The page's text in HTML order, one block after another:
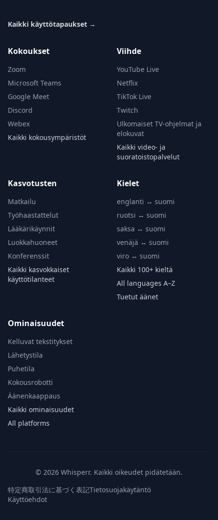
Kaikki käyttötapaukset →
Kokoukset
Zoom
Microsoft Teams
Google Meet
Discord
Webex
Kaikki kokousympäristöt
Viihde
YouTube Live
Netflix
TikTok Live
Twitch
Ulkomaiset TV-ohjelmat ja
elokuvat
Kaikki video- ja
suoratoistopalvelut
Kasvotusten
Matkailu
Työhaastattelut
Lääkärikäynnit
Luokkahuoneet
Konferenssit
Kaikki kasvokkaiset
käyttötilanteet
Kielet
englanti ↔ suomi
ruotsi ↔ suomi
saksa ↔ suomi
venäjä ↔ suomi
viro ↔ suomi
Kaikki 100+ kieltä
All languages A–Z
Tuetut äänet
Ominaisuudet
Kelluvat tekstitykset
Lähetystila
Puhetila
Kokousrobotti
Äänenkaappaus
Kaikki ominaisuudet
All platforms
© 2026 Whisperr. Kaikki oikeudet pidätetään.
特定商取引法に基づく表記Tietosuojakäytäntö
Käyttöehdot